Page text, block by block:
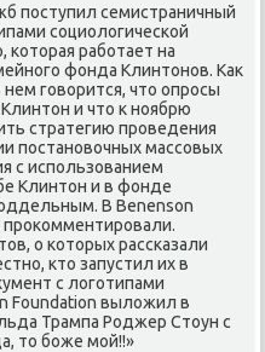
поступил семистраничный
социологической
работает на
фонда Клинтонов. Как
нем говорится, что опросы
и что к ноябрю
стратегию проведения
постановочных массовых
с использованием
Клинтон и в фонде
В Benenson
прокомментировали.
о которых рассказали
кто запустил их в
с логотипами
Foundation выложил в
Трампа Роджер Стоун с
то боже мой!!»